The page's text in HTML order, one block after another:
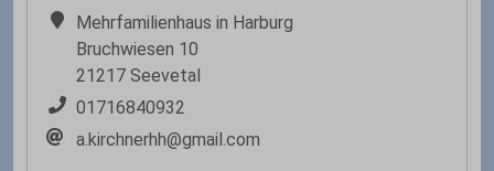
Mehrfamilienhaus in Harburg
Bruchwiesen 10
21217 Seevetal
01716840932
a.kirchnerhh@gmail.com